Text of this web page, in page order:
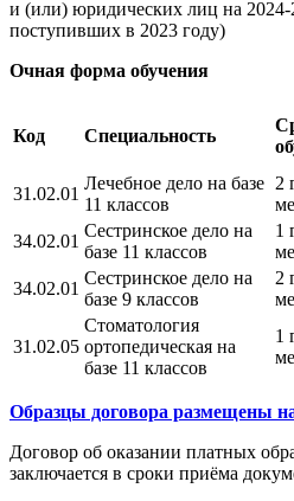
и (или) юридических лиц на
поступивших в 2023 году)
Очная форма обучения
Код Специальность
31.02.01
Лечебное дело на базе
11 классов
2
34.02.01
Сестринское дело на
базе 11 классов
1
34.02.01
Сестринское дело на
базе 9 классов
2
31.02.05
Стоматология
ортопедическая на
базе 11 классов
1
Образцы договора размещены
Договор об оказании платных
заключается в сроки приёма